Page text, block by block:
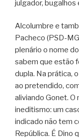
julgador, bugalhos
Alcolumbre e
Pacheco (PSD-
plenário o nome
sabem que estão
dupla. Na prática,
ao pretendido,
aliviando Gonet.
ineditismo: um
indicado não tem
República. É Dino